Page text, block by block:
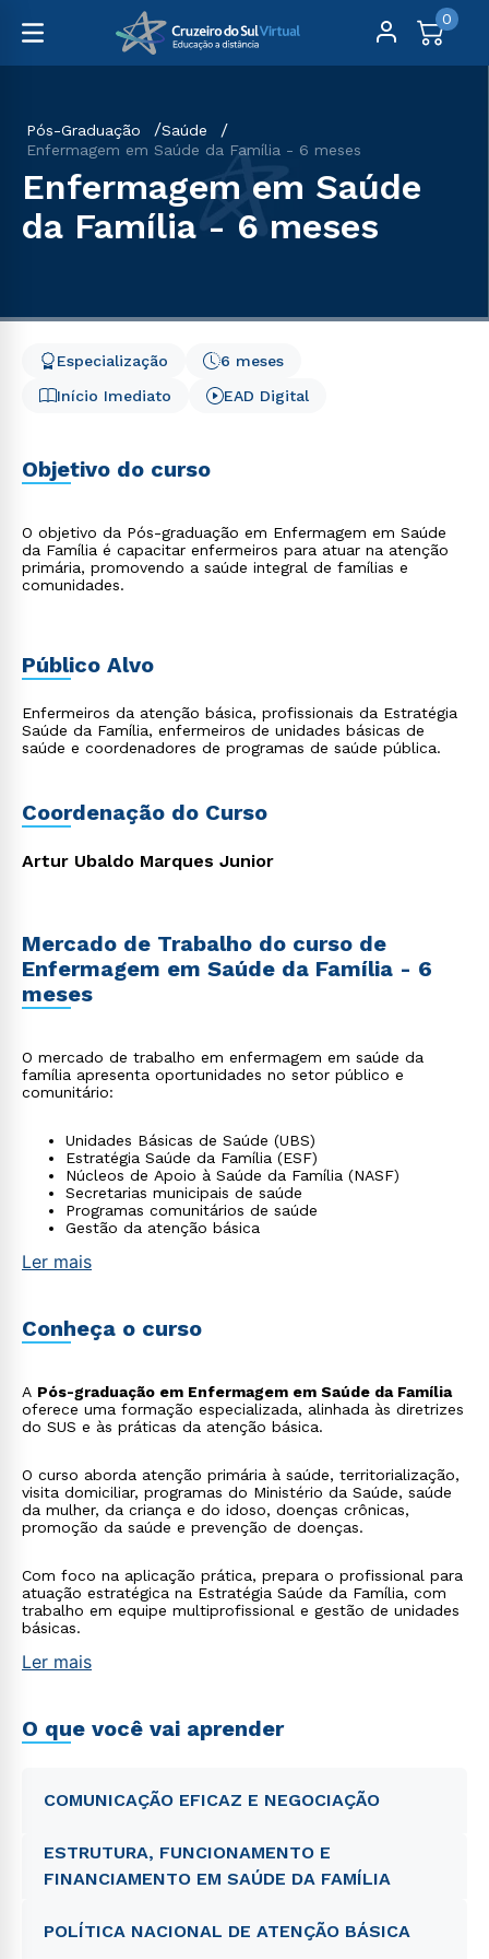
0
Pós-Graduação
Saúde
Enfermagem em Saúde da Família - 6 meses
Enfermagem em Saúde
da Família - 6 meses
Início Imediato
6 meses
Especialização
EAD Digital
Objetivo do curso
O objetivo da Pós-graduação em Enfermagem em Saúde
da Família é capacitar enfermeiros para atuar na atenção
primária, promovendo a saúde integral de famílias e
comunidades.
Público Alvo
Enfermeiros da atenção básica, profissionais da Estratégia
Saúde da Família, enfermeiros de unidades básicas de
saúde e coordenadores de programas de saúde pública.
Coordenação do Curso
Artur Ubaldo Marques Junior
Mercado de Trabalho do curso de
Enfermagem em Saúde da Família - 6
meses
O mercado de trabalho em enfermagem em saúde da
família apresenta oportunidades no setor público e
comunitário:
Unidades Básicas de Saúde (UBS)
Estratégia Saúde da Família (ESF)
Núcleos de Apoio à Saúde da Família (NASF)
Secretarias municipais de saúde
Programas comunitários de saúde
Gestão da atenção básica
Ler mais
Conheça o curso
A Pós-graduação em Enfermagem em Saúde da Família
oferece uma formação especializada, alinhada às diretrizes
do SUS e às práticas da atenção básica.
O curso aborda atenção primária à saúde, territorialização,
visita domiciliar, programas do Ministério da Saúde, saúde
da mulher, da criança e do idoso, doenças crônicas,
promoção da saúde e prevenção de doenças.
Com foco na aplicação prática, prepara o profissional para
atuação estratégica na Estratégia Saúde da Família, com
trabalho em equipe multiprofissional e gestão de unidades
básicas.
Ler mais
O que você vai aprender
COMUNICAÇÃO EFICAZ E NEGOCIAÇÃO
ESTRUTURA, FUNCIONAMENTO E
FINANCIAMENTO EM SAÚDE DA FAMÍLIA
POLÍTICA NACIONAL DE ATENÇÃO BÁSICA